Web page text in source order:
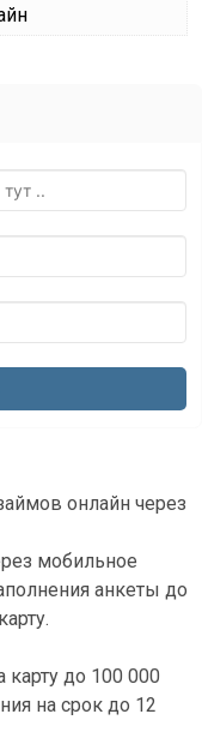
онлайн через
мобильное
анкеты до
до 100 000
на срок до 12